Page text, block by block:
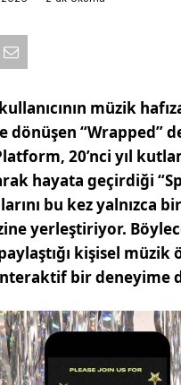
müzik
“Wrapped”
20’nci yıl
hayata geçirdiği
bu kez yalnızca
yerleştiriyor.
kişisel
bir deneyime